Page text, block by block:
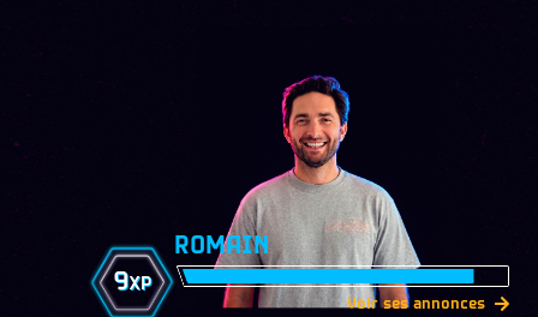
9XP
ROMAIN
Voir ses annonces